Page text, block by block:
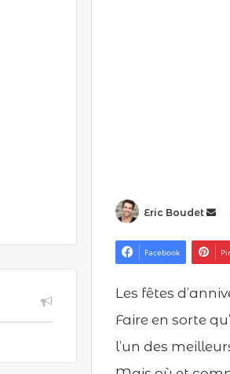
Eric Boudet
y
r
u
Facebook
Les fêtes
Faire en sorte
l’un des